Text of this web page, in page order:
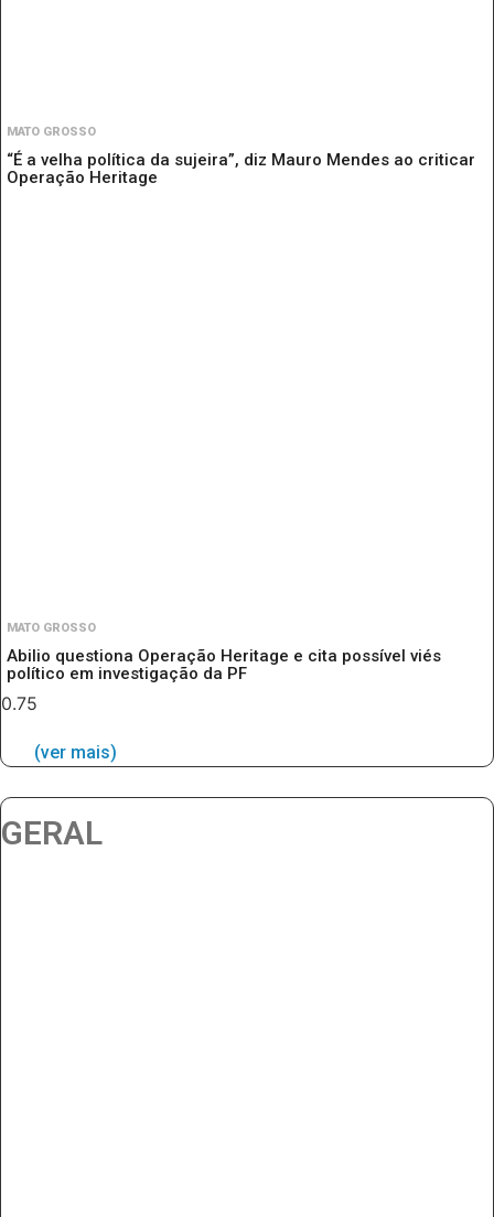
MATO GROSSO
“É a velha política da sujeira”, diz Mauro Mendes ao criticar
Operação Heritage
MATO GROSSO
Abilio questiona Operação Heritage e cita possível viés
político em investigação da PF
(ver mais)
GERAL